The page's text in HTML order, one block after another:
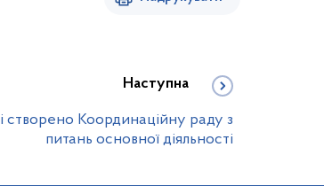
Наступна
створено Координаційну раду з
питань основної діяльності